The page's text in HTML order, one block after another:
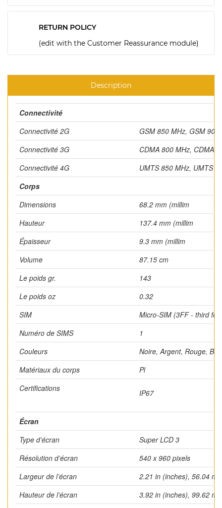
RETURN POLICY
(edit with the Customer Reassurance module)
Description
Connectivité
Connectivité 2G
GSM 850 MHz, GSM
Connectivité 3G
CDMA 800 MHz, CDMA
Connectivité 4G
UMTS 850 MHz, UMTS
Corps
Dimensions
68.2 mm (millim
Hauteur
137.4 mm (millim
Épaisseur
9.3 mm (millim
Volume
87.15 cm
Le poids gr.
143
Le poids oz
0.32
SIM
Micro-SIM (3FF - third
Numéro de SIMS
1
Couleurs
Noire, Argent, Rouge,
Matériaux du corps
Pl
Certifications
IP67
Écran
Type d’écran
Super LCD 3
Résolution d’écran
540 x 960 pixels
Largeur de l’écran
2.21 in (inches), 56.04
Hauteur de l’écran
3.92 in (inches), 99.62